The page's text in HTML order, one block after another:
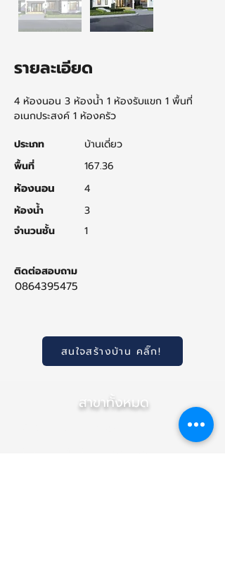
รายละเอียด
4 ห้องนอน 3 ห้องน้ำ 1 ห้องรับแขก 1 พื้นที่
อเนกประสงค์ 1 ห้องครัว
ประเภท
บ้านเดี่ยว
พื้นที่
167.36
ห้องนอน
4
ห้องน้ำ
3
จำนวนชั้น
1
ติดต่อสอบถาม
0864395475
สนใจสร้างบ้าน คลิ๊ก!
สาขาทั้งหมด